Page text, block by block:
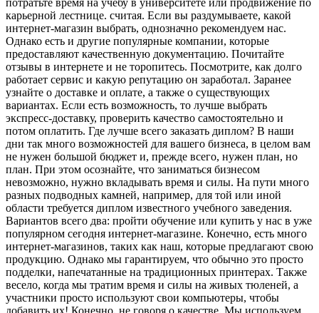
потратьте время на учебу в университете или продвижение по
карьерной лестнице. считая. Если вы раздумываете, какой
интернет-магазин выбрать, однозначно рекомендуем нас.
Однако есть и другие популярные компании, которые
предоставляют качественную документацию. Почитайте
отзывы в интернете и не торопитесь. Посмотрите, как долго
работает сервис и какую репутацию он заработал. Заранее
узнайте о доставке и оплате, а также о существующих
вариантах. Если есть возможность, то лучше выбрать
экспресс-доставку, проверить качество самостоятельно и
потом оплатить. Где лучше всего заказать диплом? В наши
дни так много возможностей для вашего бизнеса, в целом вам
не нужен большой бюджет и, прежде всего, нужен план, но
план. При этом осознайте, что заниматься бизнесом
невозможно, нужно вкладывать время и силы. На пути много
разных подводных камней, например, для той или иной
области требуется диплом известного учебного заведения.
Вариантов всего два: пройти обучение или купить у нас в уже
популярном сегодня интернет-магазине. Конечно, есть много
интернет-магазинов, таких как наш, которые предлагают свою
продукцию. Однако мы гарантируем, что обычно это просто
подделки, напечатанные на традиционных принтерах. Также
весело, когда мы тратим время и силы на живых тюленей, а
участники просто используют свои компьютеры, чтобы